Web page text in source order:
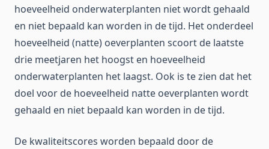
hoeveelheid onderwaterplanten niet wordt gehaald
en niet bepaald kan worden in de tijd. Het onderdeel
hoeveelheid (natte) oeverplanten scoort de laatste
drie meetjaren het hoogst en hoeveelheid
onderwaterplanten het laagst. Ook is te zien dat het
doel voor de hoeveelheid natte oeverplanten wordt
gehaald en niet bepaald kan worden in de tijd.
De kwaliteitscores worden bepaald door de